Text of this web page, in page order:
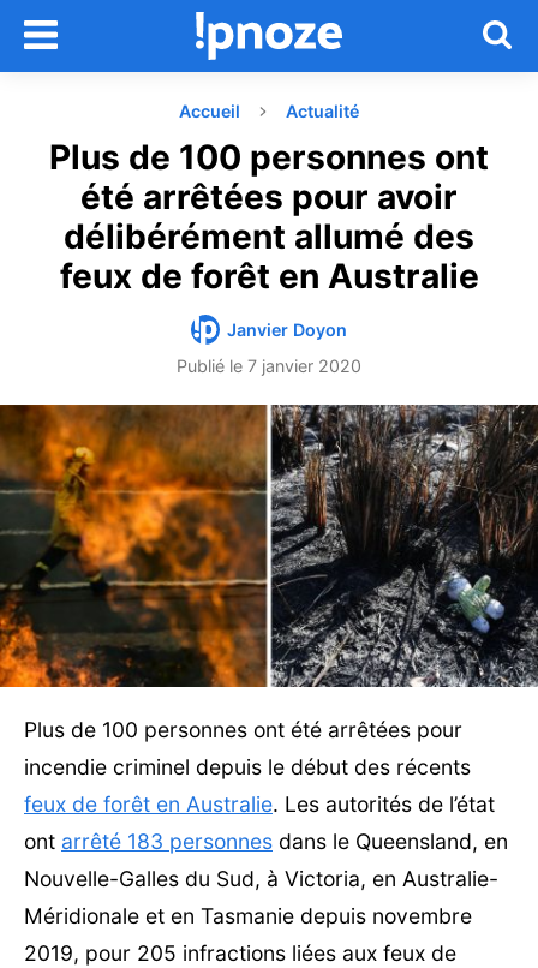
Accueil Actualité
Plus de 100 personnes ont
été arrêtées pour avoir
délibérément allumé des
feux de forêt en Australie
Janvier Doyon
Publié le 7 janvier 2020
Plus de 100 personnes ont été arrêtées pour
incendie criminel depuis le début des récents
feux de forêt en Australie. Les autorités de l’état
ont arrêté 183 personnes dans le Queensland, en
Nouvelle-Galles du Sud, à Victoria, en Australie-
Méridionale et en Tasmanie depuis novembre
2019, pour 205 infractions liées aux feux de